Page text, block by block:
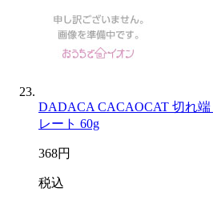
DADACA CACAOCAT 切れ端
レート 60g
368円
税込